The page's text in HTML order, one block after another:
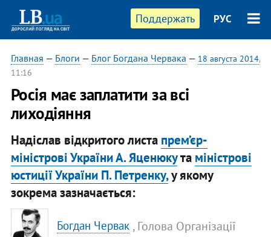
Поддержать РУС
Главная — Блоги — Блог Богдана Червака — 18 августа 2014,
11:16
Росія має заплатити за всі
лиходіяння
Надіслав відкритого листа прем’єр-
міністрові України А. Яценюкута міністрові
юстиції України П. Петренку,у якому
зокрема зазначається:
Богдан Червак , Голова Організації